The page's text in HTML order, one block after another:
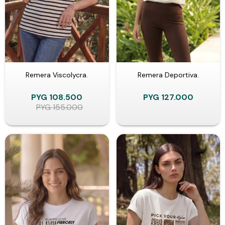
Remera Viscolycra.
PYG 108.500
PYG155.000
Remera Deportiva.
PYG 127.000